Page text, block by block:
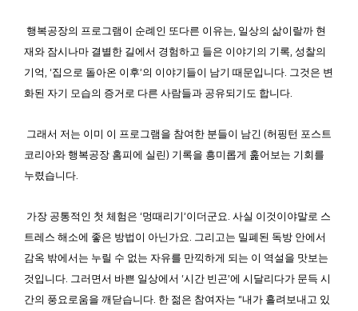
행복공장의 프로그램이 순례인 또다른 이유는, 일상의 삶이랄까 현
재와 잠시나마 결별한 길에서 경험하고 들은 이야기의 기록, 성찰의
기억, ‘집으로 돌아온 이후’의 이야기들이 남기 때문입니다. 그것은 변
화된 자기 모습의 증거로 다른 사람들과 공유되기도 합니다.
그래서 저는 이미 이 프로그램을 참여한 분들이 남긴 (허핑턴 포스트
코리아와 행복공장 홈피에 실린) 기록을 흥미롭게 훑어보는 기회를
누렸습니다.
가장 공통적인 첫 체험은 ‘멍때리기’이더군요. 사실 이것이야말로 스
트레스 해소에 좋은 방법이 아닌가요. 그리고는 밀폐된 독방 안에서
감옥 밖에서는 누릴 수 없는 자유를 만끽하게 되는 이 역설을 맛보는
것입니다. 그러면서 바쁜 일상에서 ‘시간 빈곤’에 시달리다가 문득 시
간의 풍요로움을 깨닫습니다. 한 젊은 참여자는 “내가 흘려보내고 있